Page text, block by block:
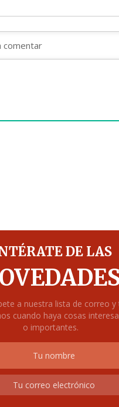
DE LAS
a nuestra lista de correo y
cuando haya cosas
o importantes.